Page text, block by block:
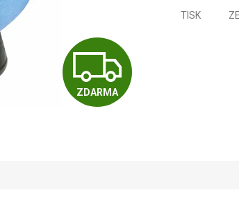
Z
D
ZDARMA
TISK